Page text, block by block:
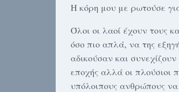
Η κόρη μου με ρωτούσε
Όλοι οι λαοί έχουν τους
όσο πιο απλά, να της
αδικούσαν και
εποχής αλλά οι πλούσιοι
υπόλοιπους ανθρώπους